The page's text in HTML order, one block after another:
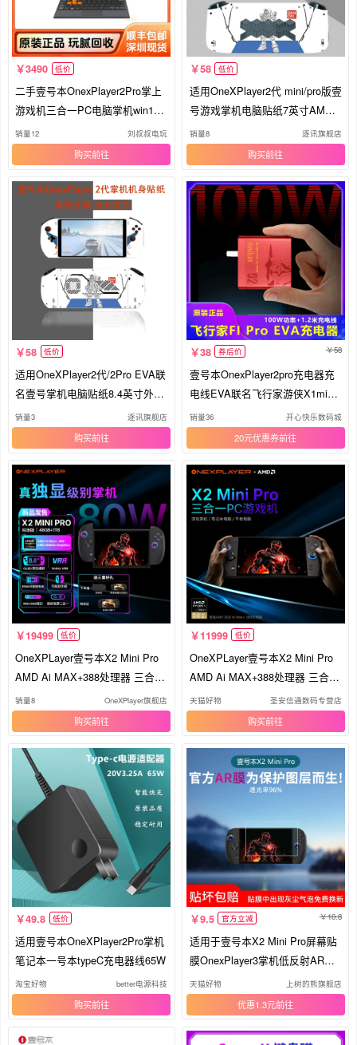
3490 低价
二手壹号本OnexPlayer2Pro掌上
游戏机三合一PC电脑掌机win11
回收
销量12 刘叔叔电玩
购买
58 低价
适用OneXPlayer2代 mini/pro版壹
号游戏掌机电脑贴纸7英寸AMD
版外壳透明贴膜高达款全包个贴
纸保护膜机身贴膜
销量8 逐讯旗舰店
购买
58 低价
适用OneXPlayer2代/2Pro EVA联
名壹号掌机电脑贴纸8.4英寸外壳
透明贴膜mini高达款pro版全包个
贴纸保护膜机身
销量3 逐讯旗舰店
购买
38 券后价 58
壹号本OnexPlayer2pro充电器充
电线EVA联名飞行家游侠X1mini
掌机
销量36 开心快乐数码城
20元优惠券
19499 低价
OneXPLayer壹号本X2 Mini Pro
AMD Ai MAX+388处理器 三合一
PC游戏掌机Steam单机电脑游戏
机 win掌机
销量8 OneXPlayer旗舰店
购买
11999 低价
OneXPLayer壹号本X2 Mini Pro
AMD Ai MAX+388处理器 三合一
PC游戏掌机Steam单机电脑游戏
机 win掌机
天猫好物 圣安信通数码专营店
购买
49.8 低价
适用壹号本OneXPlayer2Pro掌机
笔记本一号本typeC充电器线65W
淘宝好物 better电源科技
购买
9.5 官方立减 10.8
适用于壹号本X2 Mini Pro屏幕贴
膜OnexPlayer3掌机低反射AR增
透膜防反光眩光保护膜磨砂防指
纹水凝膜非钢化膜
天猫好物 上树的熊旗舰店
优惠1.3元